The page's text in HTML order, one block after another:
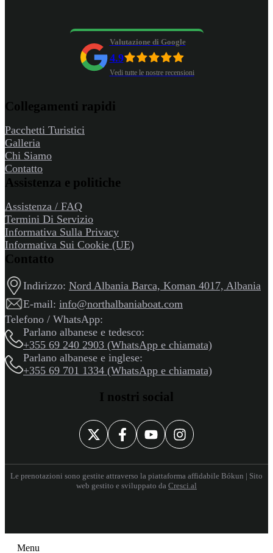
Valutazione di Google
4.9
Vedi tutte le nostre recensioni
Collegamenti rapidi
Pacchetti Turistici
Galleria
Chi Siamo
Contatto
Assistenza e politiche
Assistenza / FAQ
Termini Di Servizio
Informativa Sulla Privacy
Informativa Sui Cookie (UE)
Contatto
Indirizzo: Nord Albania Barca, Koman 4017, Albania
E-mail: info@northalbaniaboat.com
Telefono / WhatsApp:
Parlano albanese e tedesco:
+355 69 240 2903 (WhatsApp e chiamata)
Parlano albanese e inglese:
+355 69 701 1334 (WhatsApp e chiamata)
I nostri social
Le prenotazioni sono gestite attraverso la piattaforma affidabile Bókun | Sito
web gestito e sviluppato da Cresci.al
Menu